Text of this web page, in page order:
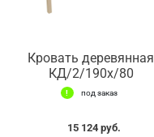
Кровать деревянная
КД/2/190х/80
под заказ
15 124 руб.